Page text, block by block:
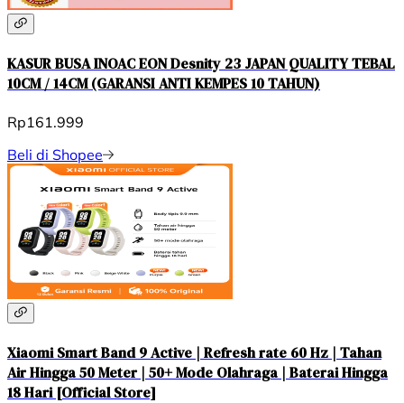
KASUR BUSA INOAC EON Desnity 23 JAPAN QUALITY TEBAL
10CM / 14CM (GARANSI ANTI KEMPES 10 TAHUN)
Rp161.999
Beli di Shopee
Xiaomi Smart Band 9 Active | Refresh rate 60 Hz | Tahan
Air Hingga 50 Meter | 50+ Mode Olahraga | Baterai Hingga
18 Hari [Official Store]